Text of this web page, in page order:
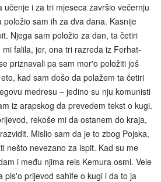
i za tri mjeseca završio večernju
sam ih za dva dana. Kasnije
Njega sam položio za dan, ta četiri
falila, jer, ona tri razreda iz Ferhat-
priznavali pa sam mor'o položiti još
kad sam došo da polažem ta četiri
medresu – jedino su nju komunisti
iz arapskog da prevedem tekst o kugi.
rekoše mi da ostanem do kraja,
Mislio sam da je to zbog Pojska,
nešto nevezano za ispit. Kad su me
i među njima reis Kemura osmi. Vele
pis'o prijevod sahife o kugi i da to ja